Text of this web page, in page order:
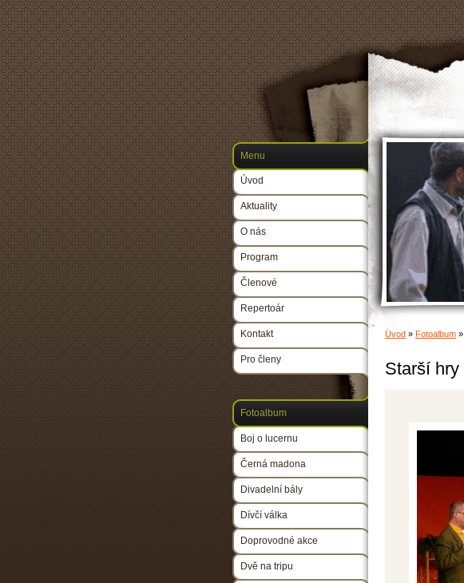
Úvod » Fotoalbum »
Starší hry
Menu
Úvod
Aktuality
O nás
Program
Členové
Repertoár
Kontakt
Pro členy
Fotoalbum
Boj o lucernu
Černá madona
Divadelní bály
Dívčí válka
Doprovodné akce
Dvě na tripu